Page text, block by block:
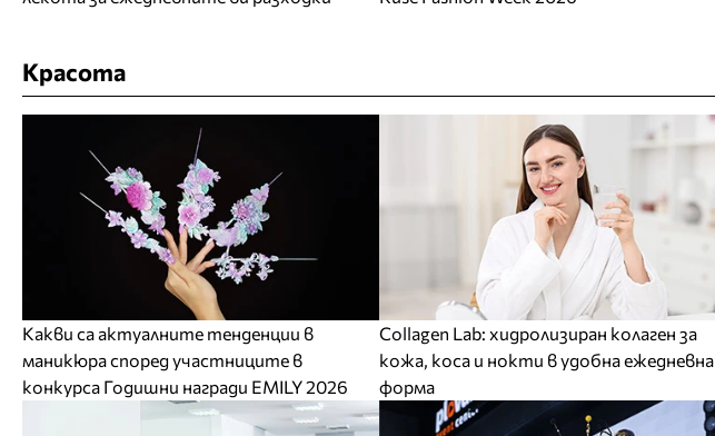
Красота
Какви са актуалните тенденции в
маникюра според участниците в
конкурса Годишни награди EMILY 2026
Collagen Lab: хидролизиран колаген за
кожа, коса и нокти в удобна ежедневна
форма